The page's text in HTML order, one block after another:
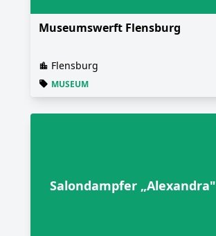
Museumswerft Flensburg
Flensburg
MUSEUM
Salondampfer „Alexandra"